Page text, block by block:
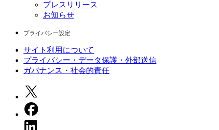
プレスリリース
お知らせ
プライバシー設定
サイト利用について
プライバシー・データ保護・外部送信
ガバナンス・社会的責任